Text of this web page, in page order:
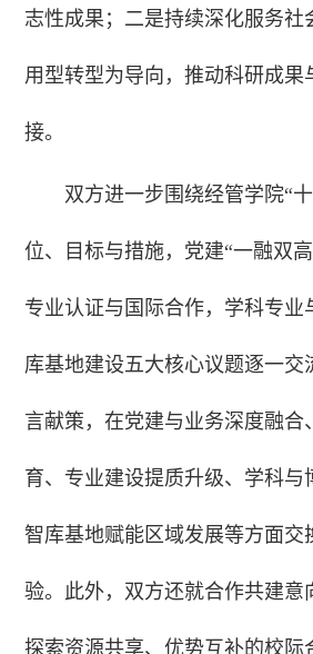
志性成果；二是持续深化服务社
用型转型为导向，推动科研成果
接。
双方进一步围绕经管学院“
位、目标与措施，党建“一融双高
专业认证与国际合作，学科专业
库基地建设五大核心议题逐一交
言献策，在党建与业务深度融合
育、专业建设提质升级、学科与
智库基地赋能区域发展等方面交
验。此外，双方还就合作共建意
探索资源共享、优势互补的校际